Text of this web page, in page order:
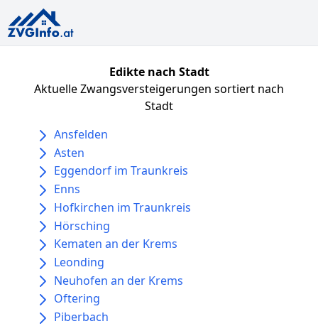
Edikte nach Stadt
Aktuelle Zwangsversteigerungen sortiert nach
Stadt
Ansfelden
Asten
Eggendorf im Traunkreis
Enns
Hofkirchen im Traunkreis
Hörsching
Kematen an der Krems
Leonding
Neuhofen an der Krems
Oftering
Piberbach